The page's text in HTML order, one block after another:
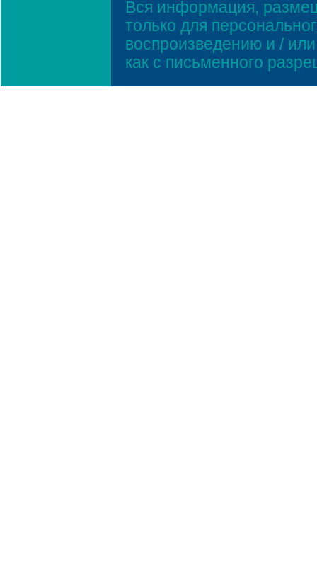
Вся информация,
только для
воспроизведению и /
как с письменного